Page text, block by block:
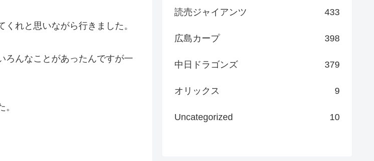
れと思いながら行きました。
ろんなことがあったんですが一
読売ジャイアンツ 433
広島カープ 398
中日ドラゴンズ 379
オリックス 9
Uncategorized 10